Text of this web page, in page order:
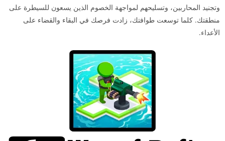
وتجنيد المحاربين، وتسليحهم لمواجهة الخصوم الذين يسعون للسيطرة على
منطقتك. كلما توسعت طوافتك، زادت فرصك في البقاء والقضاء على
الأعداء.